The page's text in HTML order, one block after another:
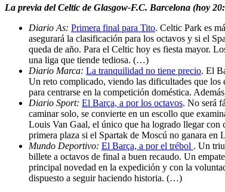
La previa del Celtic de Glasgow-F.C. Barcelona (hoy
Diario As: Primera final para Tito. Celtic Park es
asegurará la clasificación para los octavos y si el
queda de año. Para el Celtic hoy es fiesta mayor.
una liga que tiende tediosa. (…)
Diario Marca: La tranquilidad no tiene precio. El
Un reto complicado, viendo las dificultades que los
para centrarse en la competición doméstica.
Diario Sport: El Barça, a por los octavos. No será
caminar solo, se convierte en un escollo que
Louis Van Gaal, el único que ha logrado llegar con
primera plaza si el Spartak de Moscú no ganara
Mundo Deportivo: El Barça, a por el trébol . Un
billete a octavos de final a buen recaudo. Un
principal novedad en la expedición y con la
dispuesto a seguir haciendo historia. (…)